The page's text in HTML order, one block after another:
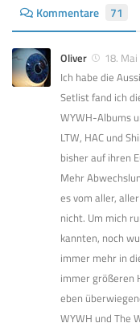
Kommentare 71
Oliver
18.
Ich habe die
Setlist fand ich
WYWH-Albums
LTW, HAC und
bisher auf ihren
Mehr
es vom aller,
nicht. Um mich
kannten, noch
immer mehr in
immer größeren
eben
WYWH und The